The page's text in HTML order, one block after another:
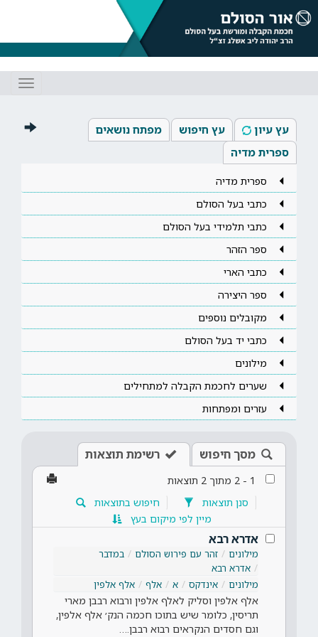
עץ עיון עץ חיפוש
מפתח נושאים
ספרית מדיה
ספרית מדיה
כתבי בעל הסולם
כתבי תלמידי בעל הסולם
ספר הזהר
כתבי הארי
ספר היצירה
מקובלים נוספים
כתבי יד בעל הסולם
מילונים
שערים לחכמת הקבלה למתחילים
עזרים ומפתחות
מסך חיפוש רשימת תוצאות
1
-
2 מתוך 2 תוצאות
סנן תוצאות
חיפוש בתוצאות
מיין לפי מיקום בעץ
אדרא רבא
מילונים זהר עם פירוש הסולם
במדבר
אדרא רבא
מילונים
אינדקס א אלף אלף אלפין
אלף אלפין וסליק לאלף אלפין ורבוא רבבן מארי
תריסין, כלומר שיש בתוכו חכמה הנק׳ אלף אלפין,
וגם חסדים הנקראים רבוא רבבן.…